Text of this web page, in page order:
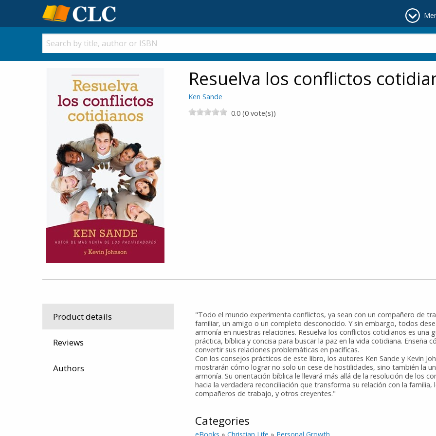
Resuelva los conflictos
Ken Sande
0.0 (0 vote(s))
Product details
Reviews
Authors
"Todo el mundo experimenta conflictos, ya sean con un compañero de
familiar, un amigo o un completo desconocido. Y sin embargo, todos
armonía en nuestras relaciones. Resuelva los conflictos cotidianos es una
práctica, bíblica y concisa para buscar la paz en la vida cotidiana. Enseña
convertir sus relaciones problemáticas en pacíficas.
Con los consejos prácticos de este libro, los autores Ken Sande y Kevin
mostrarán cómo lograr no solo un cese de hostilidades, sino también la
armonía. Su orientación bíblica le llevará más allá de la resolución de los
hacia la verdadera reconciliación que transforma su relación con la familia,
compañeros de trabajo, y otros creyentes."
Categories